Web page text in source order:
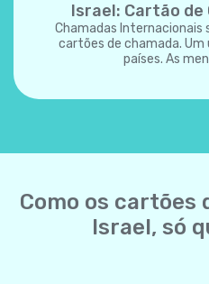
Israel: Cartão de
Chamadas Internacionais
cartões de chamada. Um
países. As
Como os cartões
Israel, só